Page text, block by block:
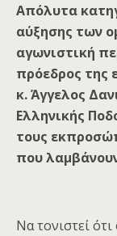
Απόλυτα
αύξησης των
αγωνιστική
πρόεδρος της
κ. Άγγελος
Ελληνικής
τους
που
Να τονιστεί